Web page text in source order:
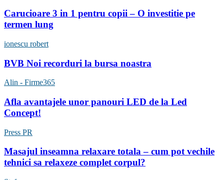
Carucioare 3 in 1 pentru copii – O investitie pe
termen lung
ionescu robert
BVB Noi recorduri la bursa noastra
Alin - Firme365
Afla avantajele unor panouri LED de la Led
Concept!
Press PR
Masajul inseamna relaxare totala – cum pot vechile
tehnici sa relaxeze complet corpul?